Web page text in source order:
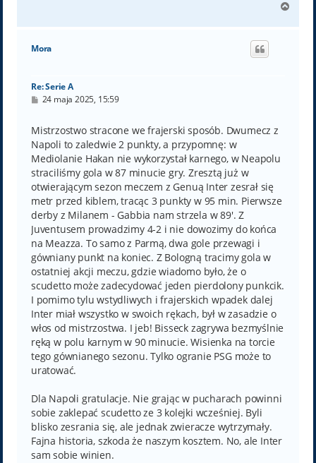
g
Mora
Re: Serie A
P
t
24 maja 2025, 15:59
Mistrzostwo stracone we frajerski sposób. Dwumecz z
Napoli to zaledwie 2 punkty, a przypomnę: w
Mediolanie Hakan nie wykorzystał karnego, w Neapolu
straciliśmy gola w 87 minucie gry. Zresztą już w
otwierającym sezon meczem z Genuą Inter zesrał się
metr przed kiblem, tracąc 3 punkty w 95 min. Pierwsze
derby z Milanem - Gabbia nam strzela w 89'. Z
Juventusem prowadzimy 4-2 i nie dowozimy do końca
na Meazza. To samo z Parmą, dwa gole przewagi i
gówniany punkt na koniec. Z Bologną tracimy gola w
ostatniej akcji meczu, gdzie wiadomo było, że o
scudetto może zadecydować jeden pierdolony punkcik.
I pomimo tylu wstydliwych i frajerskich wpadek dalej
Inter miał wszystko w swoich rękach, był w zasadzie o
włos od mistrzostwa. I jeb! Bisseck zagrywa bezmyślnie
ręką w polu karnym w 90 minucie. Wisienka na torcie
tego gównianego sezonu. Tylko ogranie PSG może to
uratować.
Dla Napoli gratulacje. Nie grając w pucharach powinni
sobie zaklepać scudetto ze 3 kolejki wcześniej. Byli
blisko zesrania się, ale jednak zwieracze wytrzymały.
Fajna historia, szkoda że naszym kosztem. No, ale Inter
sam sobie winien.